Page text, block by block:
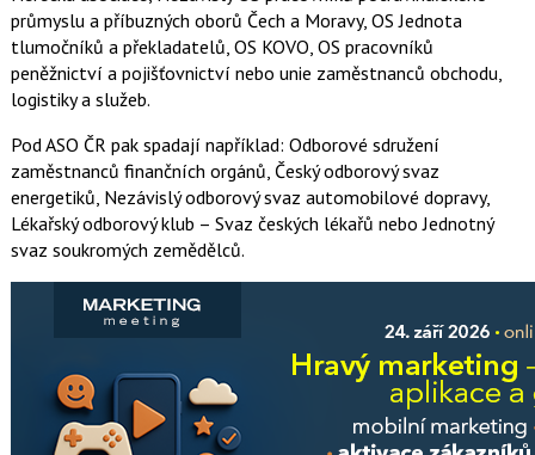
průmyslu a příbuzných oborů Čech a Moravy, OS Jednota
tlumočníků a překladatelů, OS KOVO, OS pracovníků
peněžnictví a pojišťovnictví nebo unie zaměstnanců obchodu,
logistiky a služeb.
Pod ASO ČR pak spadají například: Odborové sdružení
zaměstnanců finančních orgánů, Český odborový svaz
energetiků, Nezávislý odborový svaz automobilové dopravy,
Lékařský odborový klub – Svaz českých lékařů nebo Jednotný
svaz soukromých zemědělců.